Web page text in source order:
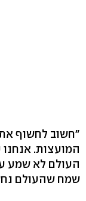
"חשוב לחשוף
המועצות.
העולם לא שמע
שמח שהעולם